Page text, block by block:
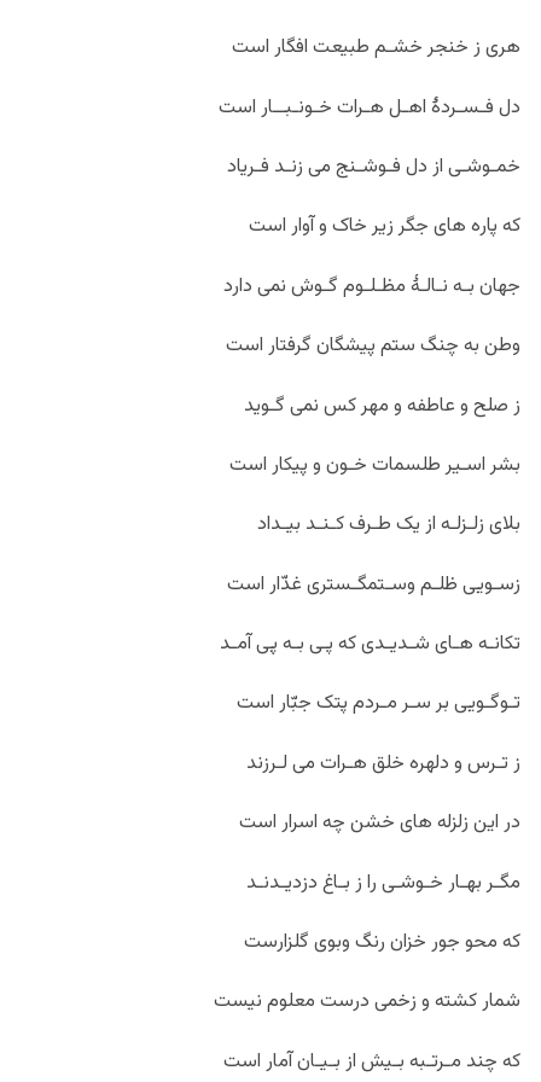
هری ز خنجر خشـم طبیعت افگار است
دل فـسـردۀ اهـل هـرات خـونـبــار است
خمـوشـی از دل فـوشـنج می زنـد فـریاد
که پاره های جگر زیر خاک و آوار است
جهان بـه نـالـۀ مظـلـوم گـوش نمی دارد
وطن به چنگ ستم پیشگان گرفتار است
ز صلح و عاطفه و مهر کس نمی گـوید
بشر اسـیر طلسمات خـون و پیکار است
بلای زلـزلـه از یک طـرف کـنـد بیـداد
زسـویی ظلـم وسـتمگـستری غدّار است
تکانـه هـای شـدیـدی که پـی بـه پی آمـد
تـوگـویی بر سـر مـردم پتک جبّار است
ز تـرس و دلهره خلق هـرات می لـرزند
در این زلزله های خشن چه اسرار است
مگـر بهـار خـوشـی را ز بـاغ دزدیـدنـد
که محو جور خزان رنگ وبوی گلزارست
شمار کشته و زخمی درست معلوم نیست
که چند مـرتـبه بـیش از بـیـان آمار است